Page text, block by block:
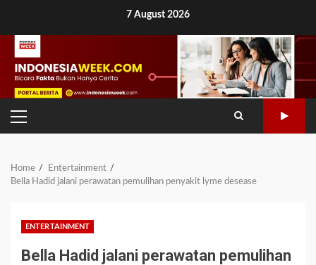
content
7 August 2026
PRIMARY
MENU
Home
Entertainment
Bella Hadid jalani perawatan pemulihan penyakit lyme desease
ENTERTAINMENT
Bella Hadid jalani perawatan pemulihan